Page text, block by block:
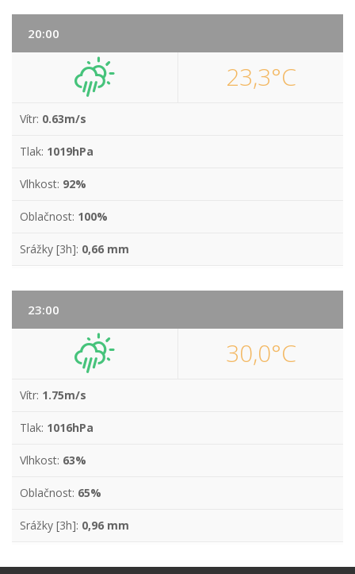
20:00
23,3°C
Vítr: 0.63m/s
Tlak: 1019hPa
Vlhkost: 92%
Oblačnost: 100%
Srážky [3h]: 0,66 mm
23:00
30,0°C
Vítr: 1.75m/s
Tlak: 1016hPa
Vlhkost: 63%
Oblačnost: 65%
Srážky [3h]: 0,96 mm